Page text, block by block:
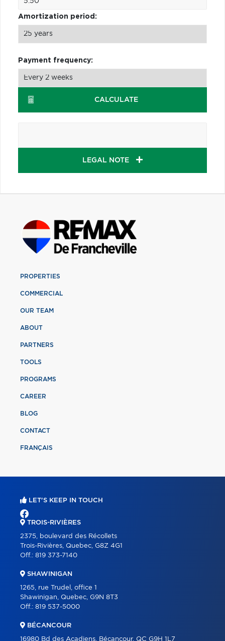
Amortization period:
Payment frequency:
CALCULATE
LEGAL NOTE
PROPERTIES
COMMERCIAL
OUR TEAM
ABOUT
PARTNERS
TOOLS
PROGRAMS
CAREER
BLOG
CONTACT
FRANÇAIS
LET'S KEEP IN TOUCH
TROIS-RIVIÈRES
2375, boulevard des Récollets
Trois-Rivières, Quebec, G8Z 4G1
Off.: 819 373-7140
SHAWINIGAN
1265, rue Trudel, office 1
Shawinigan, Quebec, G9N 8T3
Off.: 819 537-5000
BÉCANCOUR
16980 Bd des Acadiens, Bécancour, QC G9H 1L7